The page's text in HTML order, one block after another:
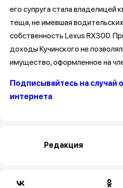
его супруга стала владелицей
теща, не имевшая водительских
собственность Lexus RX300.
доходы Кучинского не
имущество, оформленное на
Подписывайтесь на случай
интернета
Редакция